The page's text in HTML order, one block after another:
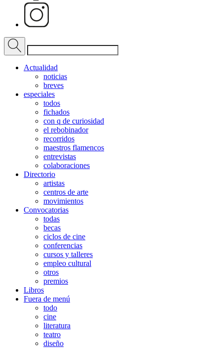
Actualidad
noticias
breves
especiales
todos
fichados
con q de curiosidad
el rebobinador
recorridos
maestros flamencos
entrevistas
colaboraciones
Directorio
artistas
centros de arte
movimientos
Convocatorias
todas
becas
ciclos de cine
conferencias
cursos y talleres
empleo cultural
otros
premios
Libros
Fuera de menú
todo
cine
literatura
teatro
diseño